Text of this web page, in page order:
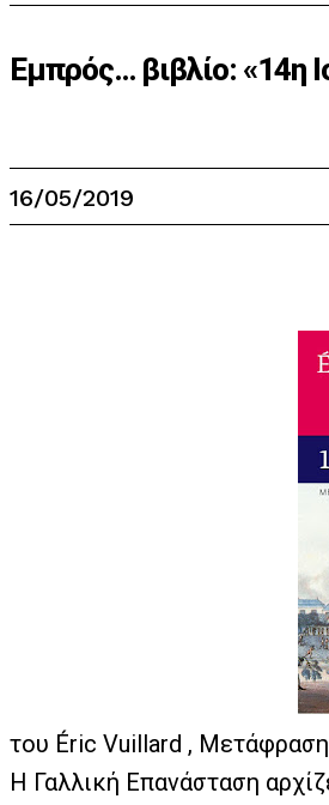
Εμπρός… βιβλίο: «14η
16/05/2019
του Éric Vuillard ,
Η Γαλλική Επανάσταση